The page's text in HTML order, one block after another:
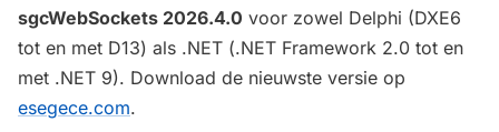
sgcWebSockets 2026.4.0 voor zowel Delphi (DXE6
tot en met D13) als .NET (.NET Framework 2.0 tot en
met .NET 9). Download de nieuwste versie op
esegece.com.